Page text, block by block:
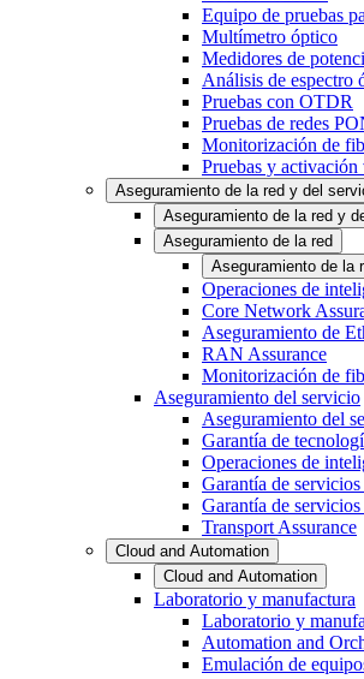
Equipo de pruebas
Multímetro óptico
Medidores de
Análisis de espectro
Pruebas con OTDR
Pruebas de redes
Monitorización de
Pruebas y activación
Aseguramiento de la red y del
Aseguramiento de la red y
Aseguramiento de la red
Aseguramiento de la
Operaciones de
Core Network
Aseguramiento de
RAN Assurance
Monitorización de
Aseguramiento del servicio
Aseguramiento del
Garantía de
Operaciones de
Garantía de
Garantía de
Transport Assurance
Cloud and Automation
Cloud and Automation
Laboratorio y manufactura
Laboratorio y
Automation and
Emulación de